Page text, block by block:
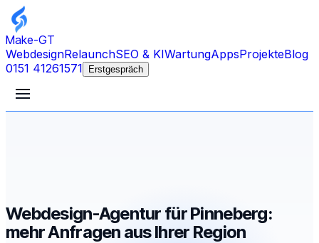
Make-GT
WebdesignRelaunchSEO & KIWartungAppsProjekteBlog
0151 41261571
Erstgespräch
Webdesign-Agentur für Pinneberg:
mehr Anfragen aus Ihrer Region